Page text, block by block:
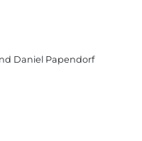
Daniel Papendorf